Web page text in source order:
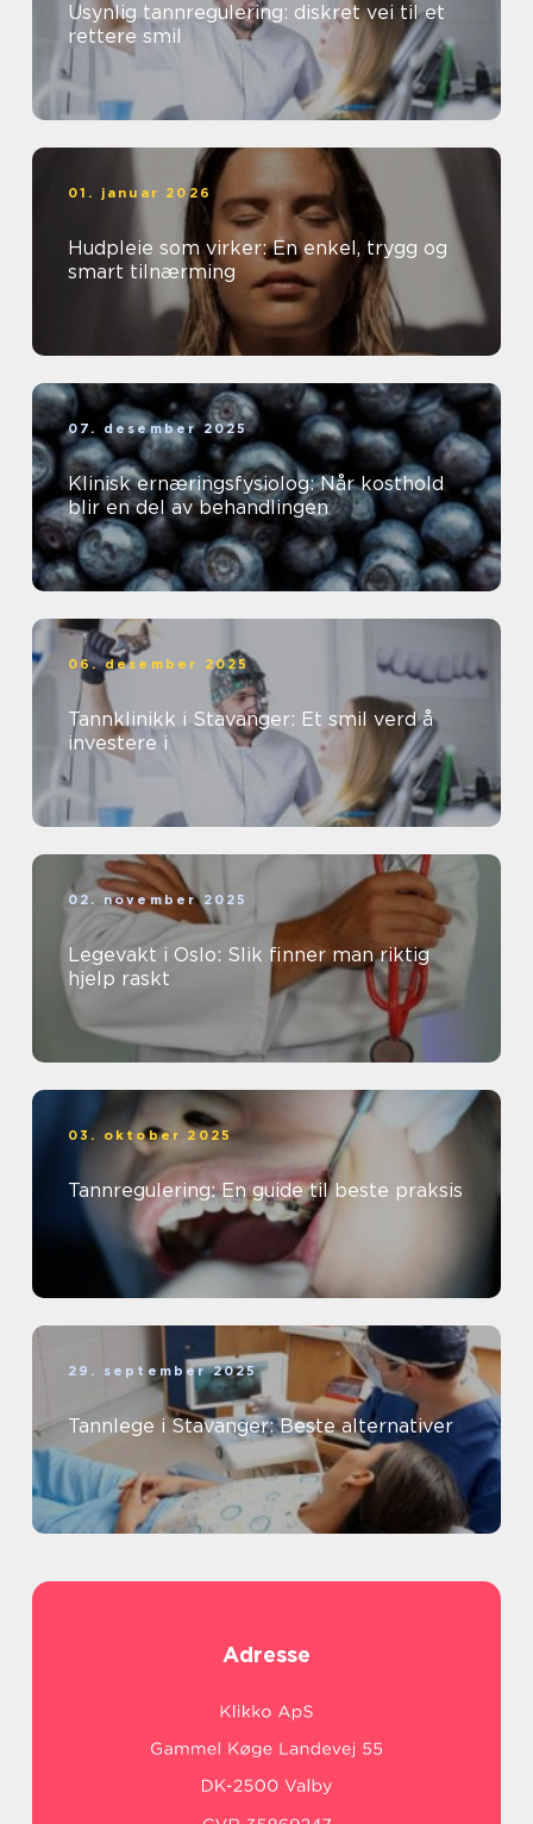
Usynlig tannregulering: diskret vei til et
rettere smil
01. januar 2026
Hudpleie som virker: En enkel, trygg og
smart tilnærming
07. desember 2025
Klinisk ernæringsfysiolog: Når kosthold
blir en del av behandlingen
06. desember 2025
Tannklinikk i Stavanger: Et smil verd å
investere i
02. november 2025
Legevakt i Oslo: Slik finner man riktig
hjelp raskt
03. oktober 2025
Tannregulering: En guide til beste praksis
29. september 2025
Tannlege i Stavanger: Beste alternativer
Adresse